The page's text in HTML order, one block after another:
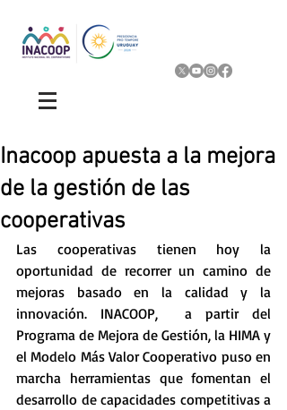
Inacoop apuesta a la mejora
de la gestión de las
cooperativas
Las cooperativas tienen hoy la
oportunidad de recorrer un camino de
mejoras basado en la calidad y la
innovación. INACOOP,  a partir del
Programa de Mejora de Gestión, la HIMA y
el Modelo Más Valor Cooperativo puso en
marcha herramientas que fomentan el
desarrollo de capacidades competitivas a